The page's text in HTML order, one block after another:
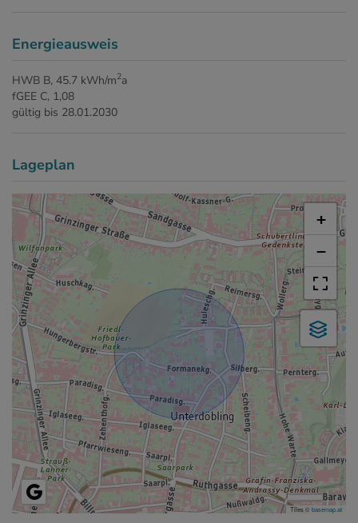
Energieausweis
HWB B, 45.7 kWh/m2a
fGEE C, 1,08
gültig bis 28.01.2030
Lageplan
+
−
Tiles ©basemap.at